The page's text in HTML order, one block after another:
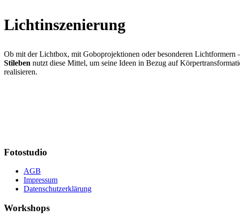
Lichtinszenierung
Ob mit der Lichtbox, mit Goboprojektionen oder besonderen
Stileben nutzt diese Mittel, um seine Ideen in Bezug auf
realisieren.
Fotostudio
AGB
Impressum
Datenschutzerklärung
Workshops